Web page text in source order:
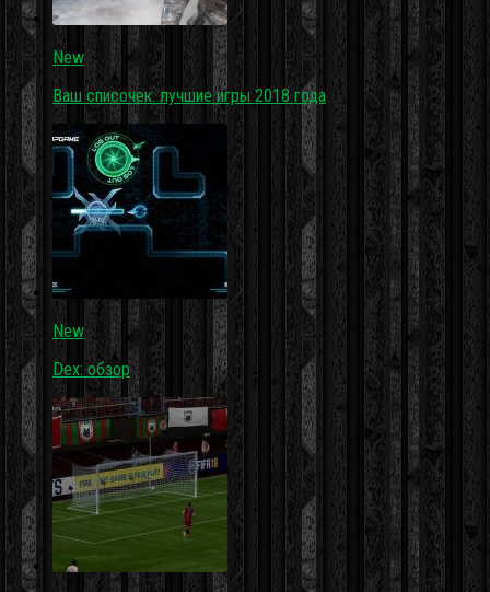
New
Ваш списочек: лучшие игры 2018 года
New
Dex: обзор